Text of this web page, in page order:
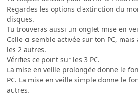
Regardes les options d'extinction du
disques.
Tu trouveras aussi un onglet mise en
Celle ci semble activée sur ton PC,
les 2 autres.
Vérifies ce point sur les 3 PC.
La mise en veille prolongée donne le
PC. La mise en veille simple donne le
autres.